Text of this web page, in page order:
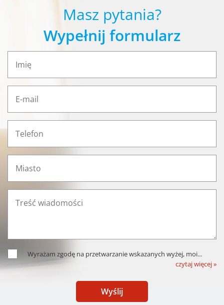
Masz pytania?
Wypełnij formularz
Wyrażam zgodę na przetwarzanie wskazanych wyżej, moi...
czytaj więcej »
Wyślij